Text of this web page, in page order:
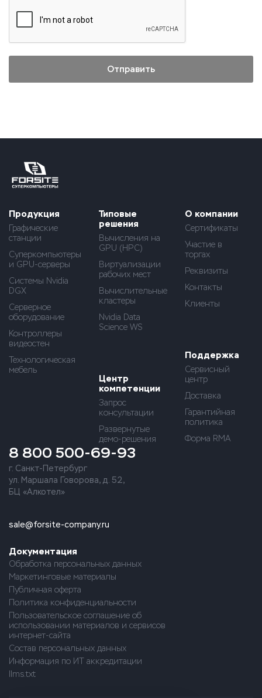
Продукция
Графические
станции
Суперкомпьютеры
и GPU-серверы
Системы Nvidia
DGX
Серверное
оборудование
Контроллеры
видеостен
Технологическая
мебель
Типовые
решения
Вычисления на
GPU (HPC)
Виртуализации
рабочих мест
Вычислительные
кластеры
Nvidia Data
Science WS
Центр
компетенции
Запрос
консультации
Развернутые
демо-решения
О компании
Сертификаты
Участие в
торгах
Реквизиты
Контакты
Клиенты
Поддержка
Сервисный
центр
Доставка
Гарантийная
политика
Форма RMA
8 800 500-69-93
г. Санкт-Петербург
ул. Маршала Говорова, д. 52,
БЦ «Алкотел»
sale@forsite-company.ru
Документация
Обработка персональных данных
Маркетинговые материалы
Публичная оферта
Политика конфиденциальности
Пользовательское соглашение об
использовании материалов и сервисов
интернет-сайта
Состав персональных данных
Информация по ИТ аккредитации
llms.txt